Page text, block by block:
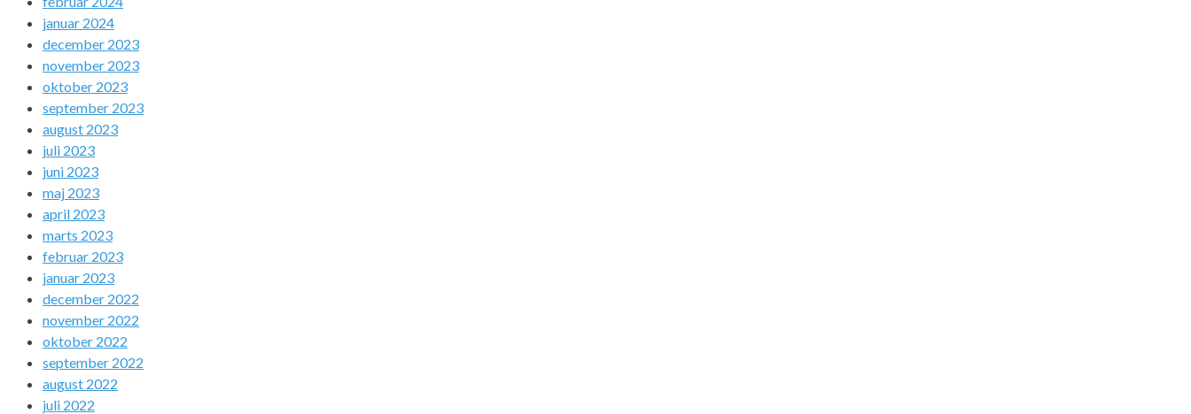
januar 2024
december 2023
november 2023
oktober 2023
september 2023
august 2023
juli 2023
juni 2023
maj 2023
april 2023
marts 2023
februar 2023
januar 2023
december 2022
november 2022
oktober 2022
september 2022
august 2022
juli 2022